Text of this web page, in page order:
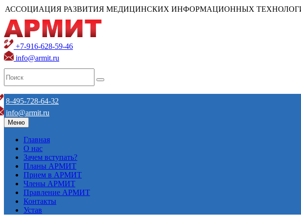
АССОЦИАЦИЯ РАЗВИТИЯ МЕДИЦИНСКИХ ИНФОРМАЦИОННЫХ
+7-916-628-59-46
info@armit.ru
8-495-728-64-32
info@armit.ru
Меню
Главная
О нас
Зачем вступать?
Планы АРМИТ
Прием в АРМИТ
Члены АРМИТ
Правление АРМИТ
Контакты
Устав